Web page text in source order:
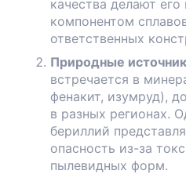
качества делают
компонентом
ответственных
Природные
встречается в
фенакит, изумруд),
в разных регионах.
бериллий
опасность из-за
пылевидных форм.